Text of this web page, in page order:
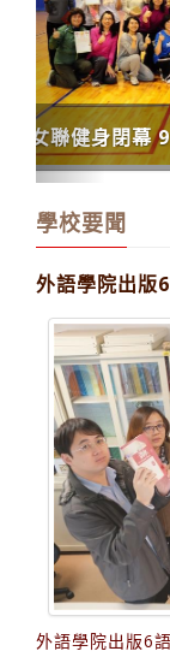
外語學院出
學校要聞
外語學院出版
外語學院出版6